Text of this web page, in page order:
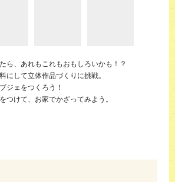
ら、あれもこれもおもしろいかも！？
にして立体作品づくりに挑戦。
ジェをつくろう！
つけて、お家でかざってみよう。